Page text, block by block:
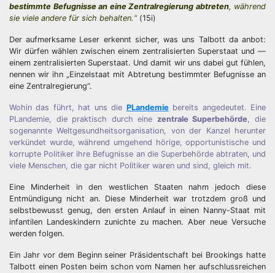
bestimmte Befugnisse an eine Zentralregierung abtreten, während
sie viele andere für sich behalten.“(15i)
Der aufmerksame Leser erkennt sicher, was uns Talbott da anbot:
Wir dürfen wählen zwischen einem zentralisierten Superstaat und —
einem zentralisierten Superstaat. Und damit wir uns dabei gut fühlen,
nennen wir ihn „Einzelstaat mit Abtretung bestimmter Befugnisse an
eine Zentralregierung“.
Wohin das führt, hat uns die PLandemiebereits angedeutet. Eine
PLandemie, die praktisch durch eine zentrale Superbehörde, die
sogenannte Weltgesundheitsorganisation, von der Kanzel herunter
verkündet wurde, während umgehend hörige, opportunistische und
korrupte Politiker ihre Befugnisse an die Superbehörde abtraten, und
viele Menschen, die gar nicht Politiker waren und sind, gleich mit.
Eine Minderheit in den westlichen Staaten nahm jedoch diese
Entmündigung nicht an. Diese Minderheit war trotzdem groß und
selbstbewusst genug, den ersten Anlauf in einen Nanny-Staat mit
infantilen Landeskindern zunichte zu machen. Aber neue Versuche
werden folgen.
Ein Jahr vor dem Beginn seiner Präsidentschaft bei Brookings hatte
Talbott einen Posten beim schon vom Namen her aufschlussreichen